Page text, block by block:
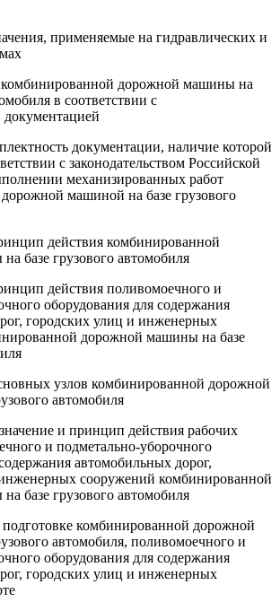
применяемые на гидравлических и
комбинированной дорожной машины на
в соответствии с
документацией
документации, наличие которой
с законодательством Российской
механизированных работ
машиной на базе грузового
действия комбинированной
базе грузового автомобиля
действия поливомоечного и
оборудования для содержания
городских улиц и инженерных
дорожной машины на базе
узлов комбинированной дорожной
автомобиля
и принцип действия рабочих
и подметально-уборочного
автомобильных дорог,
сооружений комбинированной
базе грузового автомобиля
комбинированной дорожной
автомобиля, поливомоечного и
оборудования для содержания
городских улиц и инженерных